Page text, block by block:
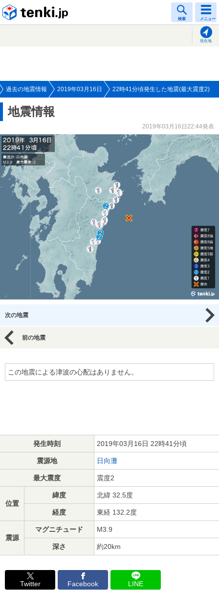
検索 メニュー
現在地
過去の地震情報 2019年03月16日 22時41分頃発生した地震(最大震度2)
地震情報
2019年03月16日22:44発表
次の地震
前の地震
この地震による津波の心配はありません。
発生時刻 2019年03月16日 22時41分頃
震源地 日向灘
最大震度 震度2
位置
緯度 北緯 32.5度
経度 東経 132.2度
震源
マグニチュード M3.9
深さ 約20km
Twitter Facebook LINE